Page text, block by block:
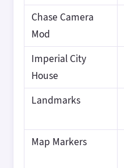
Chase Camera
Mod
Imperial City
House
Landmarks
Map Markers